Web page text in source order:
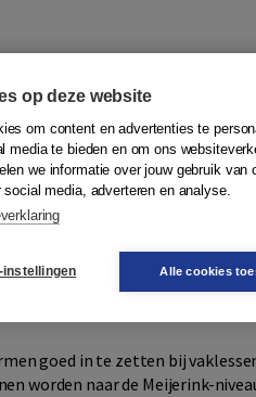
en verantwoord aan de
hebben aan werkvormen die
je die woordenlijst nog een keer
half uur weer oppeppen? Hoe zet
aan die als inspiratiebron
en voorzien van labels die de
een geschikte werkvorm
goed in te zetten bij
worden naar de Meijerink-
op deze website
om content en advertenties te
media te bieden en om ons
we informatie over jouw gebruik van
media, adverteren en analyse.
instellingen Alle cookies